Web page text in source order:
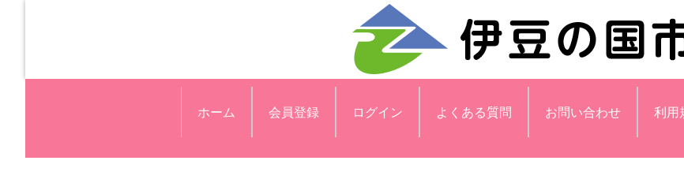
ホーム 会員登録 ログイン よくある質問 お問い合わせ 利用